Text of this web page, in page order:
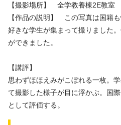
【撮影場所】 全学教養棟2E教室
【作品の説明】 この写真は国籍
好きな学生が集まって撮りました
ができました。
【講評】
思わずほほえみがこぼれる一枚。
て撮影した様子が目に浮かぶ。国
として評価する。